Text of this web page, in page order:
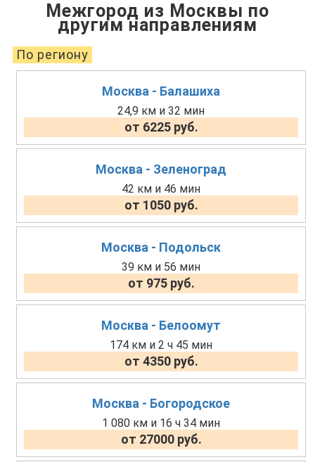
Межгород из Москвы по
другим направлениям
По региону
Москва - Балашиха
24,9 км и 32 мин
от 6225 руб.
Москва - Зеленоград
42 км и 46 мин
от 1050 руб.
Москва - Подольск
39 км и 56 мин
от 975 руб.
Москва - Белоомут
174 км и 2 ч 45 мин
от 4350 руб.
Москва - Богородское
1 080 км и 16 ч 34 мин
от 27000 руб.